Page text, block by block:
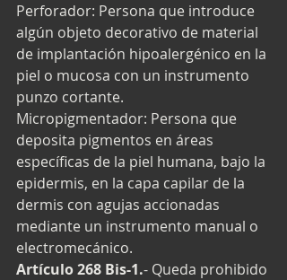
Perforador: Persona que introduce
algún objeto decorativo de material
de implantación hipoalergénico en la
piel o mucosa con un instrumento
punzo cortante.
Micropigmentador: Persona que
deposita pigmentos en áreas
específicas de la piel humana, bajo la
epidermis, en la capa capilar de la
dermis con agujas accionadas
mediante un instrumento manual o
electromecánico.
Artículo 268 Bis-1.- Queda prohibido